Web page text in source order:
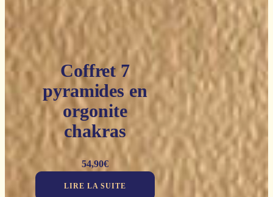
Coffret 7
pyramides en
orgonite
chakras
54,90€
LIRE LA SUITE